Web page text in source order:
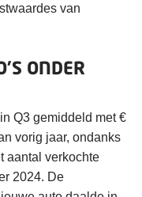
van
ONDER
Q3 gemiddeld met €
vorig jaar, ondanks
aantal verkochte
2024. De